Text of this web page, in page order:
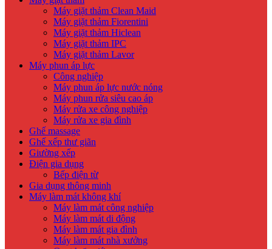
Máy giặt thảm Clean Maid
Máy giặt thảm Fiorentini
Máy giặt thảm Hiclean
Máy giặt thảm IPC
Máy giặt thảm Lavor
Máy phun áp lực
Công nghiệp
Máy phun áp lực nước nóng
Máy phun rửa siêu cao áp
Máy rửa xe công nghiệp
Máy rửa xe gia đình
Ghế massage
Ghế xếp thư giãn
Giường xếp
Điện gia dụng
Bếp điện từ
Gia dụng thông minh
Máy làm mát không khí
Máy làm mát công nghiệp
Máy làm mát di động
Máy làm mát gia đình
Máy làm mát nhà xưởng